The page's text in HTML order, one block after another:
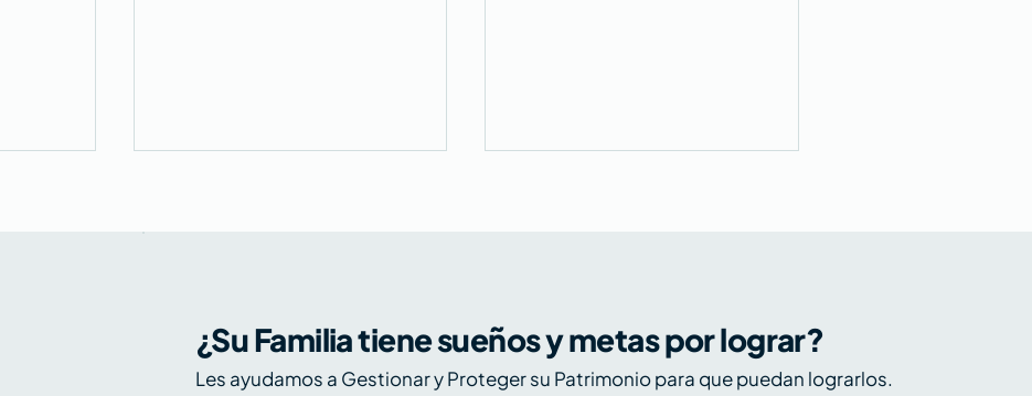
Kimi K3, petróleo y
earnings: tres fuerzas que
Optimismo en alza,
expectativas más
¿Su Familia tiene sueños y metas por lograr?
Les ayudamos a Gestionar y Proteger su Patrimonio para que puedan lograrlos.